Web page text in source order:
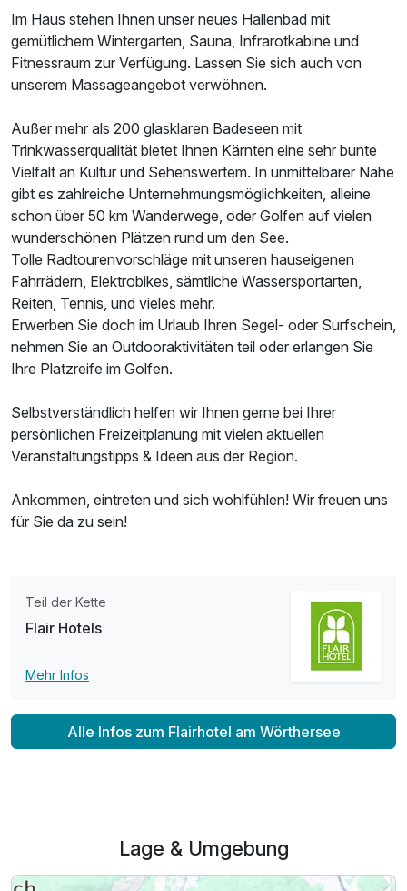
Im Haus stehen Ihnen unser neues Hallenbad mit
gemütlichem Wintergarten, Sauna, Infrarotkabine und
Fitnessraum zur Verfügung. Lassen Sie sich auch von
unserem Massageangebot verwöhnen.
Außer mehr als 200 glasklaren Badeseen mit
Trinkwasserqualität bietet Ihnen Kärnten eine sehr bunte
Vielfalt an Kultur und Sehenswertem. In unmittelbarer Nähe
gibt es zahlreiche Unternehmungsmöglichkeiten, alleine
schon über 50 km Wanderwege, oder Golfen auf vielen
wunderschönen Plätzen rund um den See.
Tolle Radtourenvorschläge mit unseren hauseigenen
Fahrrädern, Elektrobikes, sämtliche Wassersportarten,
Reiten, Tennis, und vieles mehr.
Erwerben Sie doch im Urlaub Ihren Segel- oder Surfschein,
nehmen Sie an Outdooraktivitäten teil oder erlangen Sie
Ihre Platzreife im Golfen.
Selbstverständlich helfen wir Ihnen gerne bei Ihrer
persönlichen Freizeitplanung mit vielen aktuellen
Veranstaltungstipps & Ideen aus der Region.
Ankommen, eintreten und sich wohlfühlen! Wir freuen uns
für Sie da zu sein!
Teil der Kette
Flair Hotels
Mehr Infos
Alle Infos zum Flairhotel am Wörthersee
Lage & Umgebung